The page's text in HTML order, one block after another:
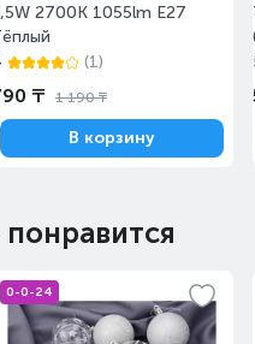
2700К 1055lm E27
(1)
₸ 1 190 ₸
В корзину
0-0-24